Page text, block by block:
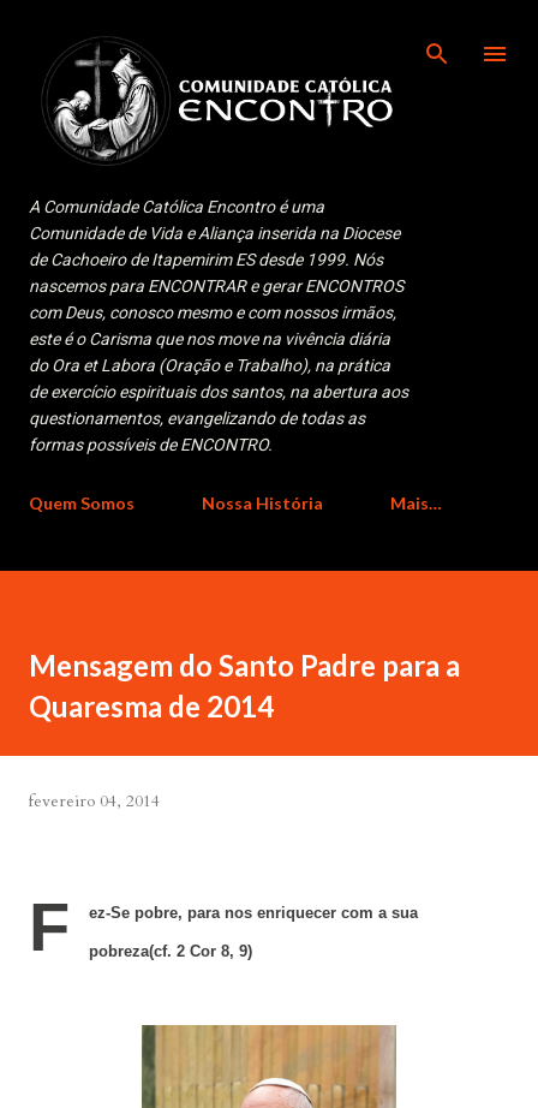
A Comunidade Católica Encontro é uma
Comunidade de Vida e Aliança inserida na Diocese
de Cachoeiro de Itapemirim ES desde 1999. Nós
nascemos para ENCONTRAR e gerar ENCONTROS
com Deus, conosco mesmo e com nossos irmãos,
este é o Carisma que nos move na vivência diária
do Ora et Labora (Oração e Trabalho), na prática
de exercício espirituais dos santos, na abertura aos
questionamentos, evangelizando de todas as
formas possíveis de ENCONTRO.
Quem Somos Nossa História Mais…
Mensagem do Santo Padre para a
Quaresma de 2014
fevereiro 04, 2014
F ez-Se pobre, para nos enriquecer com a sua
pobreza(cf. 2 Cor 8, 9)